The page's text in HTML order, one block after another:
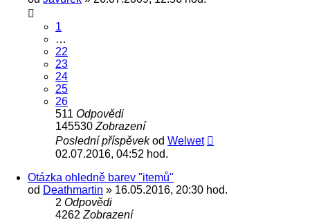
1
…
22
23
24
25
26
511 Odpovědi
145530 Zobrazení
Poslední příspěvekod Welwet
02.07.2016, 04:52 hod.
Otázka ohledně barev "itemů"
od Deathmartin » 16.05.2016, 20:30 hod.
2 Odpovědi
4262 Zobrazení